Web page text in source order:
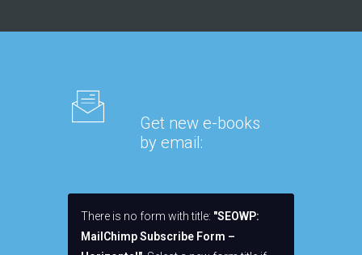
Get new e-books
by email:
There is no form with title: "SEOWP:
MailChimp Subscribe Form –